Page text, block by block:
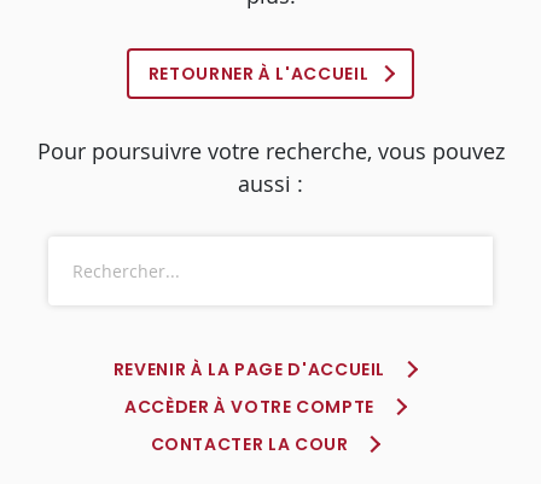
RETOURNER À L'ACCUEIL
Pour poursuivre votre recherche, vous pouvez
aussi :
REVENIR À LA PAGE D'ACCUEIL
ACCÈDER À VOTRE COMPTE
CONTACTER LA COUR